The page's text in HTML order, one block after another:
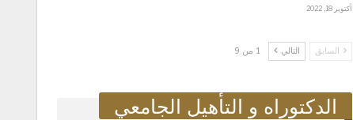
أكتوبر 18, 2022
السابق التالي 1 من 9
الدكتوراه و التأهيل الجامعي